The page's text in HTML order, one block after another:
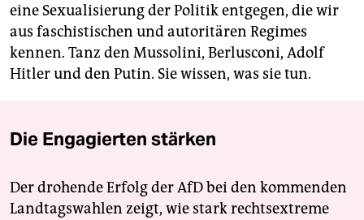
eine Sexualisierung der Politik entgegen, die wir
aus faschistischen und autoritären Regimes
kennen. Tanz den Mussolini, Berlusconi, Adolf
Hitler und den Putin. Sie wissen, was sie tun.
Die Engagierten stärken
Der drohende Erfolg der AfD bei den kommenden
Landtagswahlen zeigt, wie stark rechtsextreme